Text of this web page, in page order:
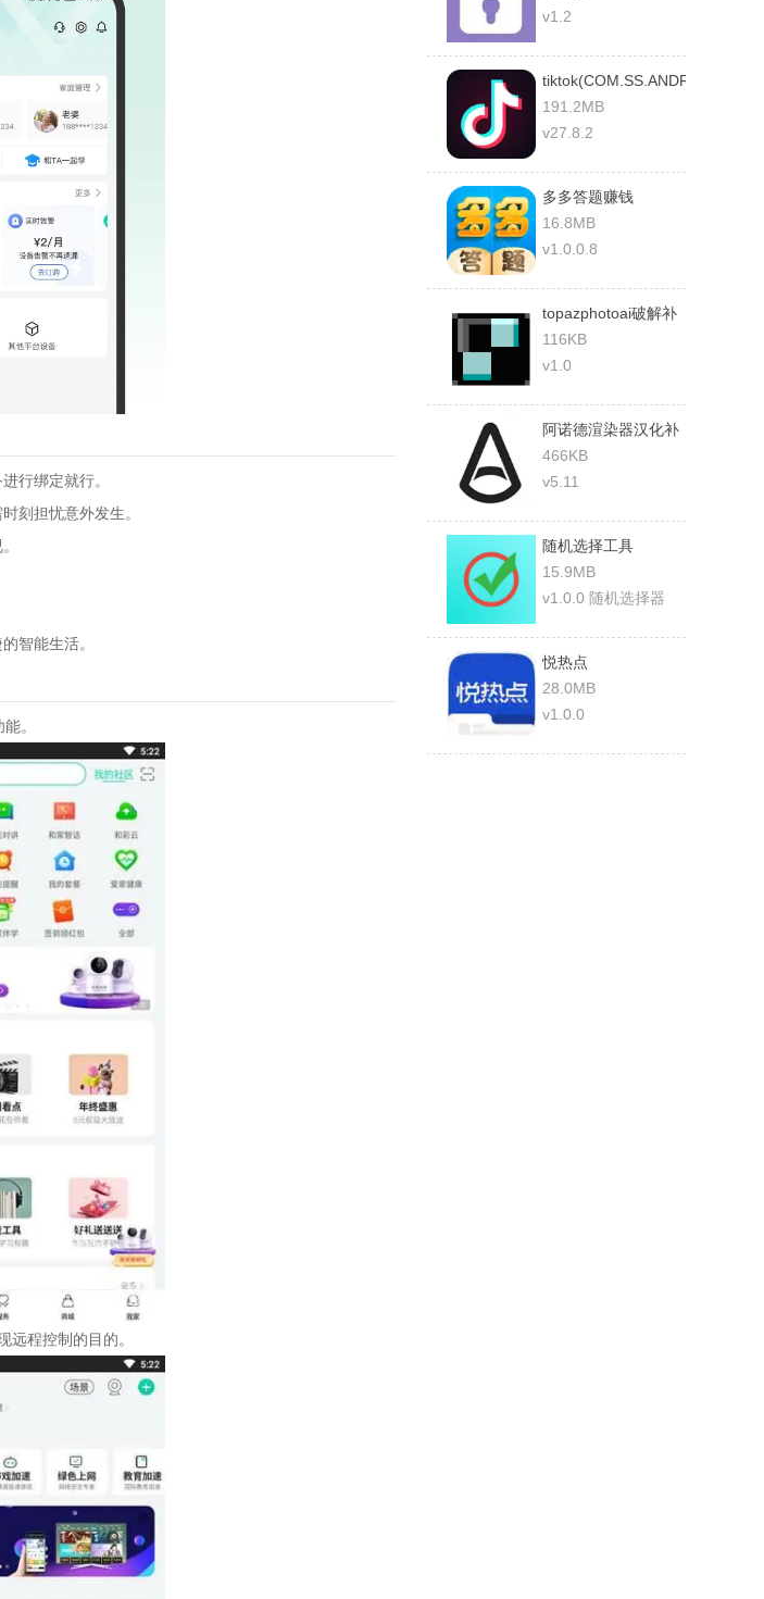
行绑定就行。
刻担忧意外发生。
智能生活。
。
远程控制的目的。
v1.2
国际版
191.2MB
v27.8.2
多多答题赚钱
16.8MB
v1.0.0.8
topazphotoai破解补
丁
116KB
v1.0
阿诺德渲染器汉化补
丁最新
466KB
v5.11
随机选择工具
15.9MB
v1.0.0 随机选择器
悦热点
28.0MB
v1.0.0